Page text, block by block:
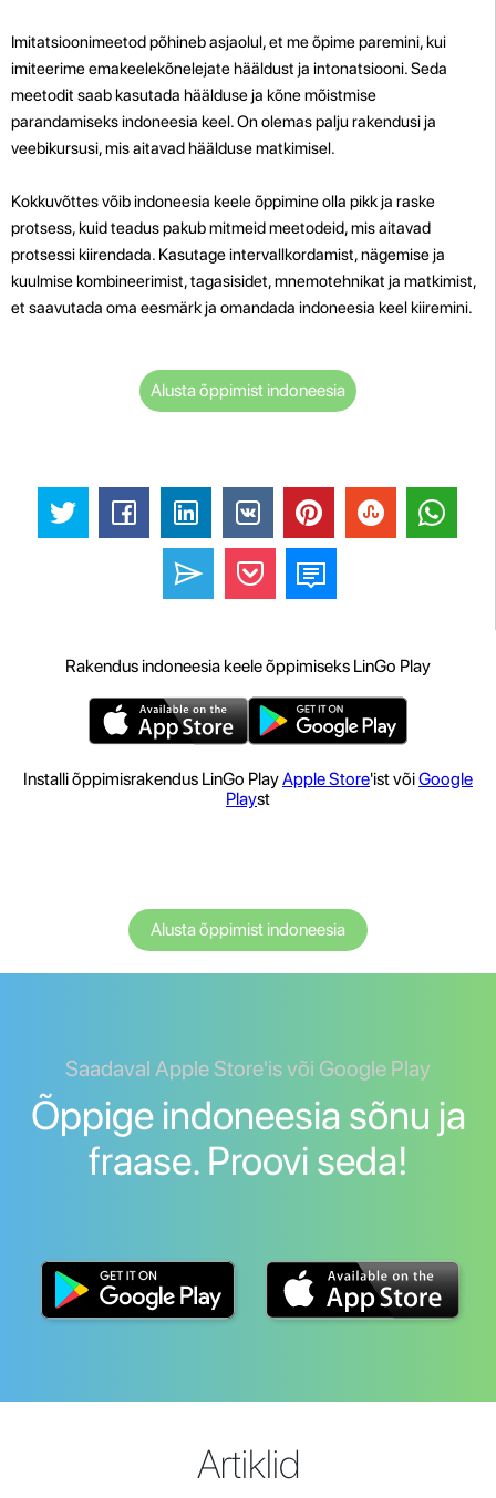
Imitatsioonimeetod põhineb asjaolul, et me õpime paremini, kui
imiteerime emakeelekõnelejate hääldust ja intonatsiooni. Seda
meetodit saab kasutada häälduse ja kõne mõistmise
parandamiseks indoneesia keel. On olemas palju rakendusi ja
veebikursusi, mis aitavad häälduse matkimisel.
Kokkuvõttes võib indoneesia keele õppimine olla pikk ja raske
protsess, kuid teadus pakub mitmeid meetodeid, mis aitavad
protsessi kiirendada. Kasutage intervallkordamist, nägemise ja
kuulmise kombineerimist, tagasisidet, mnemotehnikat ja matkimist,
et saavutada oma eesmärk ja omandada indoneesia keel kiiremini.
Alusta õppimist indoneesia
Rakendus indoneesia keele õppimiseks LinGo Play
Installi õppimisrakendus LinGo PlayApple Store'ist võiGoogle
Playst
Alusta õppimist indoneesia
Saadaval Apple Store'is või Google Play
Õppige indoneesia sõnu ja
fraase. Proovi seda!
Artiklid